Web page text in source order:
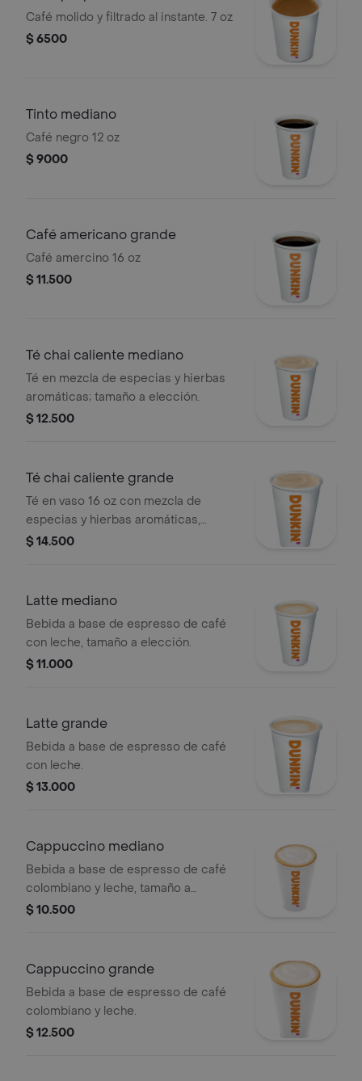
Café molido y filtrado al instante. 7 oz
$ 6500
Tinto mediano
Café negro 12 oz
$ 9000
Café americano grande
Café amercino 16 oz
$ 11.500
Té chai caliente mediano
Té en mezcla de especias y hierbas
aromáticas; tamaño a elección.
$ 12.500
Té chai caliente grande
Té en vaso 16 oz con mezcla de
especias y hierbas aromáticas,
tamaño a elección.
$ 14.500
Latte mediano
Bebida a base de espresso de café
con leche, tamaño a elección.
$ 11.000
Latte grande
Bebida a base de espresso de café
con leche.
$ 13.000
Cappuccino mediano
Bebida a base de espresso de café
colombiano y leche, tamaño a
elección.
$ 10.500
Cappuccino grande
Bebida a base de espresso de café
colombiano y leche.
$ 12.500